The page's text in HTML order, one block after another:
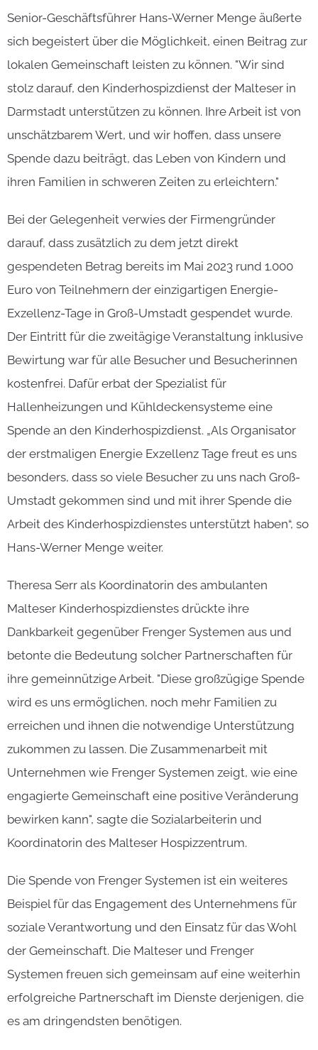
Senior-Geschäftsführer Hans-Werner Menge äußerte
sich begeistert über die Möglichkeit, einen Beitrag zur
lokalen Gemeinschaft leisten zu können. "Wir sind
stolz darauf, den Kinderhospizdienst der Malteser in
Darmstadt unterstützen zu können. Ihre Arbeit ist von
unschätzbarem Wert, und wir hoffen, dass unsere
Spende dazu beiträgt, das Leben von Kindern und
ihren Familien in schweren Zeiten zu erleichtern."
Bei der Gelegenheit verwies der Firmengründer
darauf, dass zusätzlich zu dem jetzt direkt
gespendeten Betrag bereits im Mai 2023 rund 1.000
Euro von Teilnehmern der einzigartigen Energie-
Exzellenz-Tage in Groß-Umstadt gespendet wurde.
Der Eintritt für die zweitägige Veranstaltung inklusive
Bewirtung war für alle Besucher und Besucherinnen
kostenfrei. Dafür erbat der Spezialist für
Hallenheizungen und Kühldeckensysteme eine
Spende an den Kinderhospizdienst. „Als Organisator
der erstmaligen Energie Exzellenz Tage freut es uns
besonders, dass so viele Besucher zu uns nach Groß-
Umstadt gekommen sind und mit ihrer Spende die
Arbeit des Kinderhospizdienstes unterstützt haben“, so
Hans-Werner Menge weiter.
Theresa Serr als Koordinatorin des ambulanten
Malteser Kinderhospizdienstes drückte ihre
Dankbarkeit gegenüber Frenger Systemen aus und
betonte die Bedeutung solcher Partnerschaften für
ihre gemeinnützige Arbeit. "Diese großzügige Spende
wird es uns ermöglichen, noch mehr Familien zu
erreichen und ihnen die notwendige Unterstützung
zukommen zu lassen. Die Zusammenarbeit mit
Unternehmen wie Frenger Systemen zeigt, wie eine
engagierte Gemeinschaft eine positive Veränderung
bewirken kann", sagte die Sozialarbeiterin und
Koordinatorin des Malteser Hospizzentrum.
Die Spende von Frenger Systemen ist ein weiteres
Beispiel für das Engagement des Unternehmens für
soziale Verantwortung und den Einsatz für das Wohl
der Gemeinschaft. Die Malteser und Frenger
Systemen freuen sich gemeinsam auf eine weiterhin
erfolgreiche Partnerschaft im Dienste derjenigen, die
es am dringendsten benötigen.